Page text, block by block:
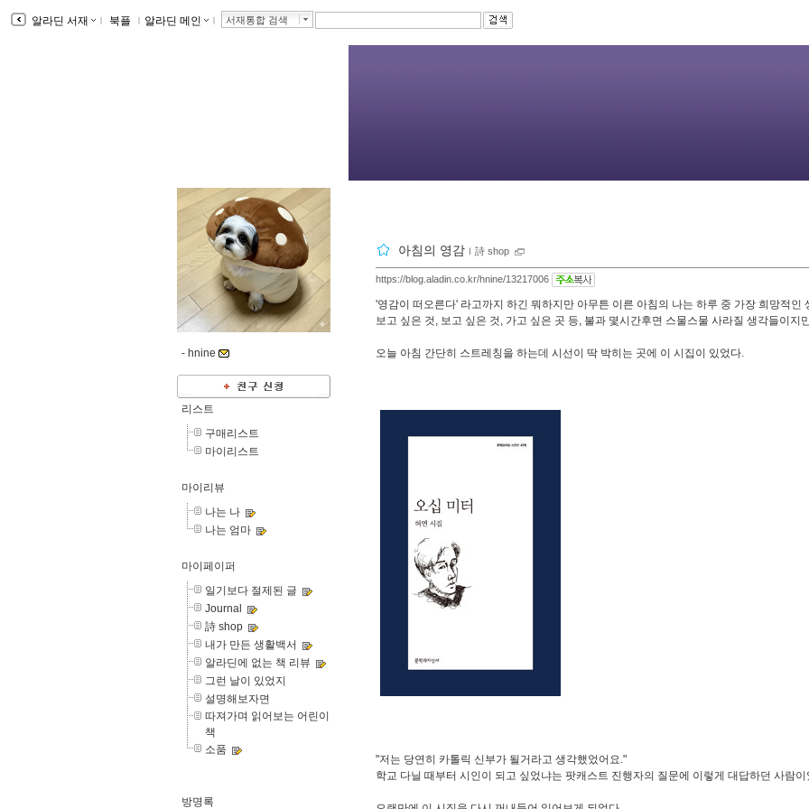
알라딘 서재 ｌ 북플 ｌ 알라딘 메인 ｌ 서재통합 검색
아침의 영감 ｌ 詩 shop
https://blog.aladin.co.kr/hnine/13217006
'영감이 떠오른다' 라고까지 하긴 뭐하지만 아무튼 이른 아침의 나는 하루 중 가장 희망적인
보고 싶은 것, 보고 싶은 것, 가고 싶은 곳 등, 불과 몇시간후면 스물스물 사라질 생각들이지
오늘 아침 간단히 스트레칭을 하는데 시선이 딱 박히는 곳에 이 시집이 있었다.
"저는 당연히 카톨릭 신부가 될거라고 생각했었어요."
학교 다닐 때부터 시인이 되고 싶었냐는 팟캐스트 진행자의 질문에 이렇게 대답하던 사람이
- hnine
리스트
구매리스트
마이리스트
마이리뷰
나는 나
나는 엄마
마이페이퍼
일기보다 절제된 글
Journal
詩 shop
내가 만든 생활백서
알라딘에 없는 책 리뷰
그런 날이 있었지
설명해보자면
따져가며 읽어보는 어린이
책
소품
방명록